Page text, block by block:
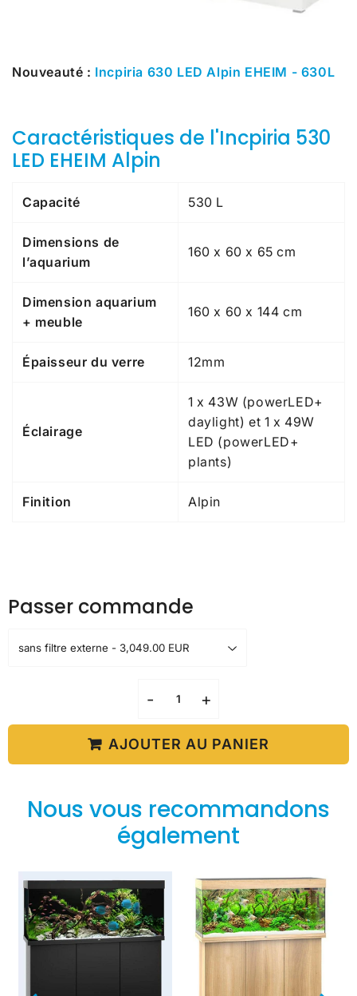
Nouveauté : Incpiria 630 LED Alpin EHEIM - 630L
Caractéristiques de l'Incpiria 530
LED EHEIM Alpin
Capacité 530 L
Dimensions de
l’aquarium
160 x 60 x 65 cm
Dimension aquarium
+ meuble
160 x 60 x 144 cm
Épaisseur du verre 12mm
Éclairage
1 x 43W (powerLED+
daylight) et 1 x 49W
LED (powerLED+
plants)
Finition Alpin
Passer commande
- +
AJOUTER AU PANIER
Nous vous recommandons
également